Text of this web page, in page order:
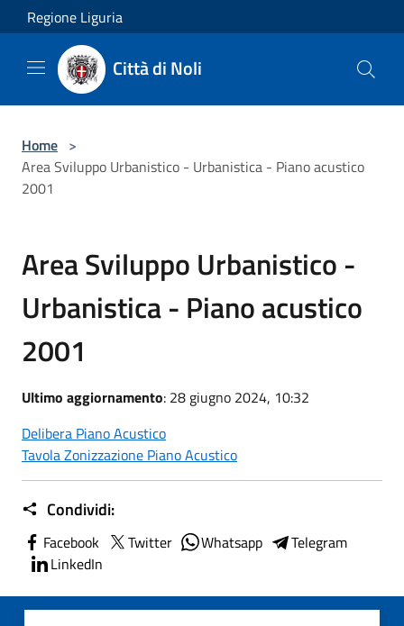
Salta al contenuto principale
Regione Liguria
Città di Noli
Home >
Area Sviluppo Urbanistico - Urbanistica - Piano acustico
2001
Area Sviluppo Urbanistico -
Urbanistica - Piano acustico
2001
Ultimo aggiornamento: 28 giugno 2024, 10:32
Delibera Piano Acustico
Tavola Zonizzazione Piano Acustico
Condividi:
Facebook Twitter Whatsapp
Telegram
LinkedIn